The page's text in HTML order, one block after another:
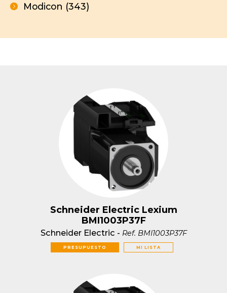
Modicon (343)
Schneider Electric Lexium
BMI1003P37F
Schneider Electric - Ref. BMI1003P37F
PRESUPUESTO MI LISTA